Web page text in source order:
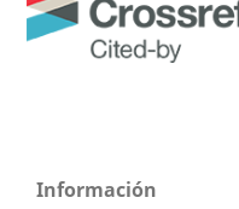
Información